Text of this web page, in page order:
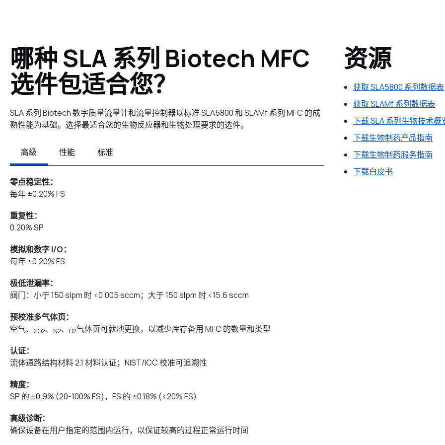
哪种 SLA 系列 Biotech MFC
选件包适合您？
SLA 系列 Biotech 数字质量流量计和流量控制器以标准 SLA5800 和 SLAMf 系列 MFC 的成
熟性能为基础。选择最适合您的生物反应器和生物处理要求的选件。
高级 性能 标准
零点稳定性：
每年 ±0.20% FS
重复性：
0.20% SP
模拟和数字 I/O：
每年 ±0.20% FS
极低泄漏率：
阀门：小于 150 slpm 时 <0.005 sccm；大于 150 slpm 时 <15.6 sccm
预校准多气体页：
空气、
CO2、 N2、 O2气体页可就地更换，以减少库存备用 MFC 的数量和类型
认证：
流体通路结构材料 2.1 材料认证；NIST/ICC 校准可追溯性
精度：
SP 的 ±0.9% (20-100% FS)，FS 的 ±0.18% (<20% FS)
高级诊断：
确保设备在用户指定的范围内运行，以保证较高的过程正常运行时间
资源
获取 SLA5800 系列数据表
获取 SLAMf 系列数据表
下载 SLA 系列生物技术概
下载生物制药产品指南
下载生物制药服务指南
下载白皮书